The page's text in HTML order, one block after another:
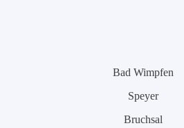
Bad Wimpfen
Speyer
Bruchsal